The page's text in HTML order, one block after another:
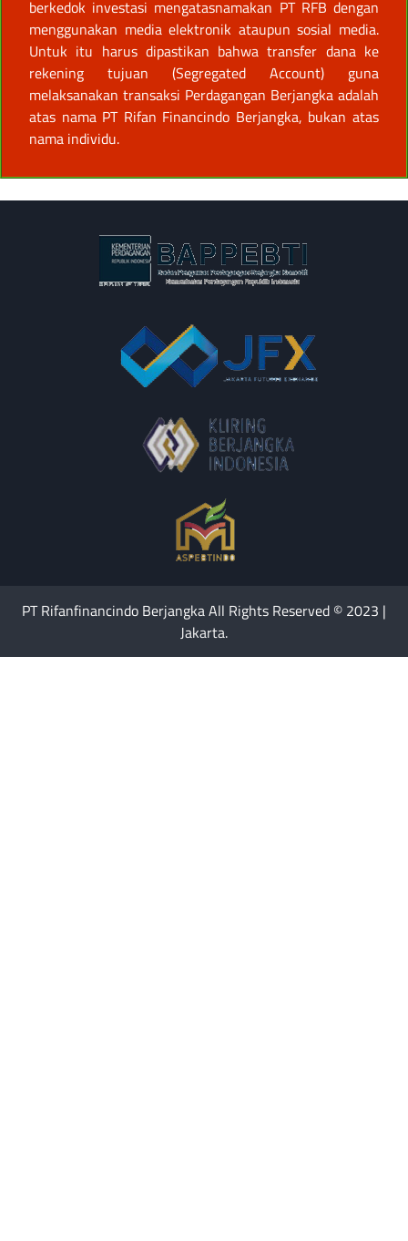
berkedok investasi mengatasnamakan PT RFB dengan
menggunakan media elektronik ataupun sosial media.
Untuk itu harus dipastikan bahwa transfer dana ke
rekening tujuan (Segregated Account) guna
melaksanakan transaksi Perdagangan Berjangka adalah
atas nama PT Rifan Financindo Berjangka, bukan atas
nama individu.
PT Rifanfinancindo Berjangka All Rights Reserved © 2023 |
Jakarta.